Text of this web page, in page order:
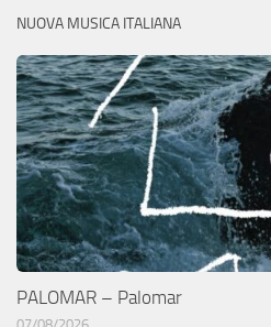
NUOVA MUSICA ITALIANA
PALOMAR – Palomar